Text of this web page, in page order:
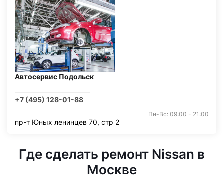
Автосервис Подольск
+7 (495) 128-01-88
Пн-Вс: 09:00 - 21:00
пр-т Юных ленинцев 70, стр 2
Где сделать ремонт Nissan в
Москве